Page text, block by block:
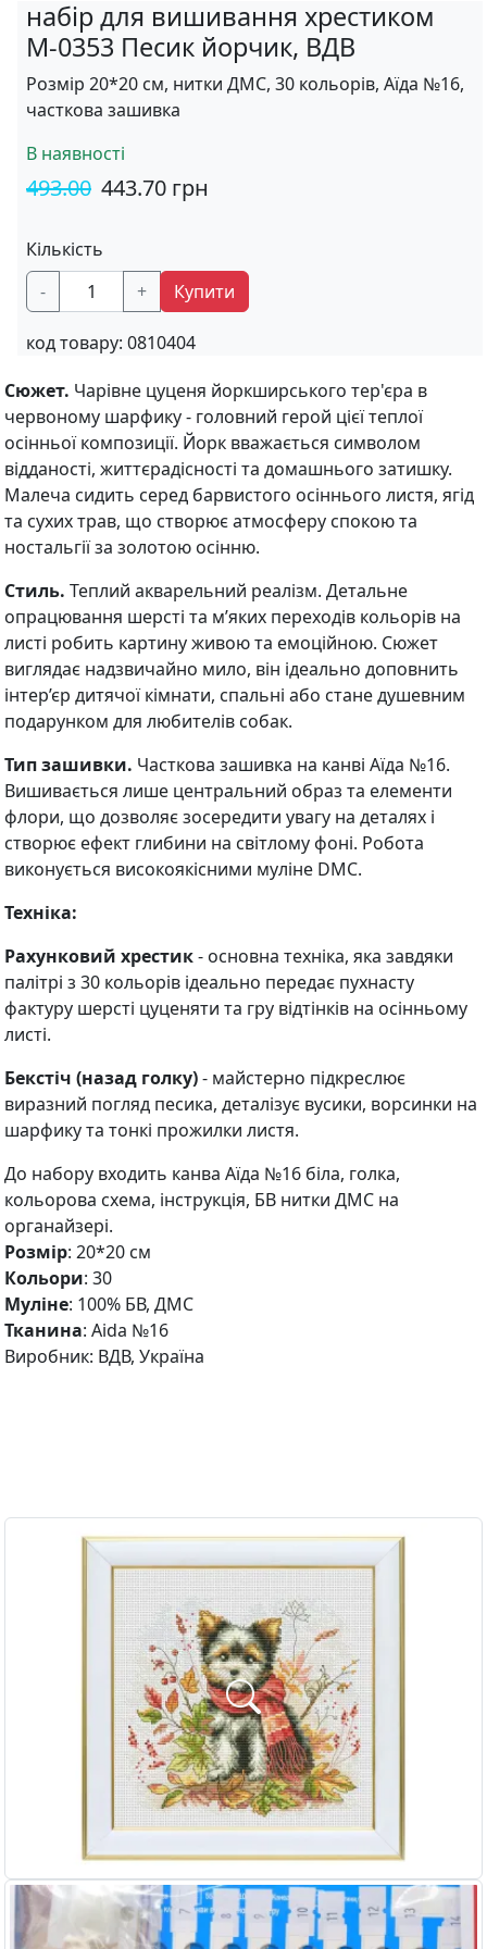
набір для вишивання хрестиком
М-0353 Песик йорчик, ВДВ
Розмір 20*20 см, нитки ДМС, 30 кольорів, Аїда №16,
часткова зашивка
В наявності
493.00 443.70 грн
Кількість
-
+ Купити
код товару: 0810404
Сюжет. Чарівне цуценя йоркширського тер'єра в
червоному шарфику - головний герой цієї теплої
осінньої композиції. Йорк вважається символом
відданості, життєрадісності та домашнього затишку.
Малеча сидить серед барвистого осіннього листя, ягід
та сухих трав, що створює атмосферу спокою та
ностальгії за золотою осінню.
Стиль. Теплий акварельний реалізм. Детальне
опрацювання шерсті та м’яких переходів кольорів на
листі робить картину живою та емоційною. Сюжет
виглядає надзвичайно мило, він ідеально доповнить
інтер’єр дитячої кімнати, спальні або стане душевним
подарунком для любителів собак.
Тип зашивки. Часткова зашивка на канві Аїда №16.
Вишивається лише центральний образ та елементи
флори, що дозволяє зосередити увагу на деталях і
створює ефект глибини на світлому фоні. Робота
виконується високоякісними муліне DMC.
Техніка:
Рахунковий хрестик- основна техніка, яка завдяки
палітрі з 30 кольорів ідеально передає пухнасту
фактуру шерсті цуценяти та гру відтінків на осінньому
листі.
Бекстіч (назад голку)- майстерно підкреслює
виразний погляд песика, деталізує вусики, ворсинки на
шарфику та тонкі прожилки листя.
До набору входить канва Аїда №16 біла, голка,
кольорова схема, інструкція, БВ нитки ДМС на
органайзері.
Розмір: 20*20 см
Кольори: 30
Муліне: 100% БВ, ДМС
Тканина: Aida №16
Виробник: ВДВ, Україна